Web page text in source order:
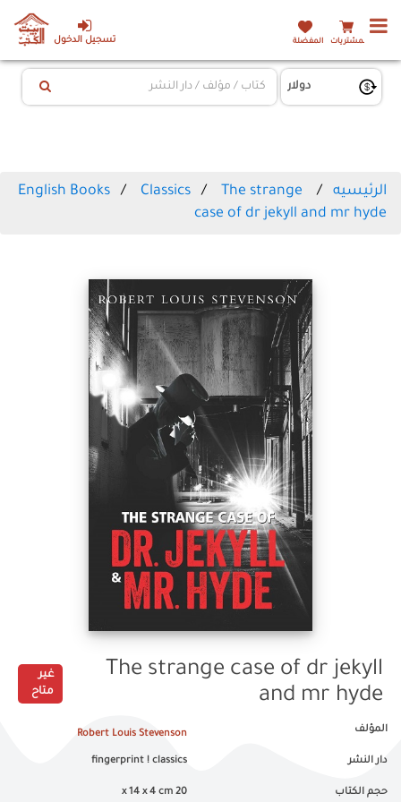
تسجيل الدخول المشتريات المفضلة
الرئيسيه English Books Classics
The strange
case of dr jekyll and mr hyde
The strange case of dr jekyll
and mr hyde
غير
متاح
المؤلف Robert Louis Stevenson
دار النشر fingerprint ! classics
حجم الكتاب 20 x 14 x 4 cm